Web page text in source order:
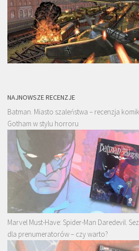
NAJNOWSZE RECENZJE
Batman. Miasto szaleństwa – recenzja
Gotham w stylu horroru
Marvel Must-Have: Spider-Man Daredevil.
dla prenumeratorów – czy warto?